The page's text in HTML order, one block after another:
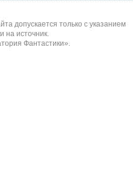
допускается только с указанием
на источник.
Фантастики».